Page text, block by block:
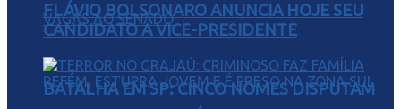
BATALHA EM SP: CINCO NOMES DISPUTAM
FLÁVIO BOLSONARO ANUNCIA HOJE SEU
CANDIDATO A VICE-PRESIDENTE